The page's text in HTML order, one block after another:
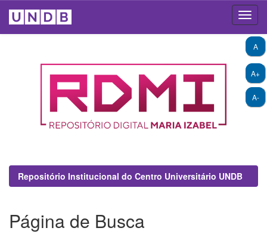
A+
A-
A
Repositório Institucional do Centro Universitário UNDB
Página de Busca